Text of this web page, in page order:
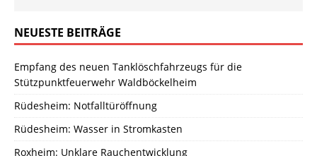
NEUESTE BEITRÄGE
Empfang des neuen Tanklöschfahrzeugs für die
Stützpunktfeuerwehr Waldböckelheim
Rüdesheim: Notfalltüröffnung
Rüdesheim: Wasser in Stromkasten
Roxheim: Unklare Rauchentwicklung